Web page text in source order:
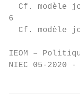
Cf. modèle
6
Cf. modèle
IEOM –
NIEC 05-